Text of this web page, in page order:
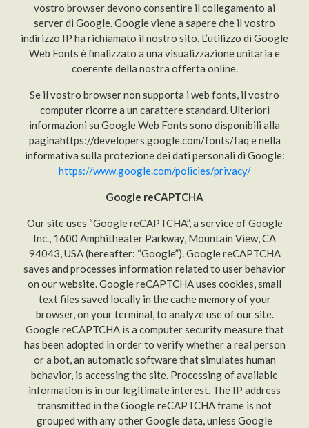
vostro browser devono consentire il collegamento ai
server di Google. Google viene a sapere che il vostro
indirizzo IP ha richiamato il nostro sito. L’utilizzo di Google
Web Fonts è finalizzato a una visualizzazione unitaria e
coerente della nostra offerta online.
Se il vostro browser non supporta i web fonts, il vostro
computer ricorre a un carattere standard. Ulteriori
informazioni su Google Web Fonts sono disponibili alla
paginahttps://developers.google.com/fonts/faq e nella
informativa sulla protezione dei dati personali di Google:
https://www.google.com/policies/privacy/
Google reCAPTCHA
Our site uses “Google reCAPTCHA”, a service of Google
Inc., 1600 Amphitheater Parkway, Mountain View, CA
94043, USA (hereafter: “Google”). Google reCAPTCHA
saves and processes information related to user behavior
on our website. Google reCAPTCHA uses cookies, small
text files saved locally in the cache memory of your
browser, on your terminal, to analyze use of our site.
Google reCAPTCHA is a computer security measure that
has been adopted in order to verify whether a real person
or a bot, an automatic software that simulates human
behavior, is accessing the site. Processing of available
information is in our legitimate interest. The IP address
transmitted in the Google reCAPTCHA frame is not
grouped with any other Google data, unless Google